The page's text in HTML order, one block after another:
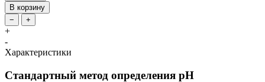
В корзину
−
+
+
-
Характеристики
Стандартный метод определения pH